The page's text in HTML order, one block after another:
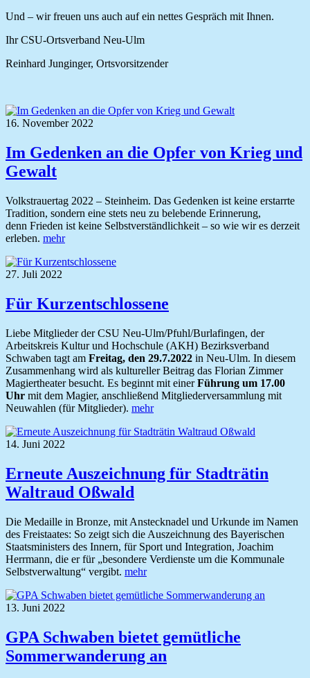
Und – wir freuen uns auch auf ein nettes Gespräch mit Ihnen.
Ihr CSU-Ortsverband Neu-Ulm
Reinhard Junginger, Ortsvorsitzender
16. November 2022
Im Gedenken an die Opfer von Krieg und
Gewalt
Volkstrauertag 2022 – Steinheim. Das Gedenken ist keine erstarrte
Tradition, sondern eine stets neu zu belebende Erinnerung,
denn Frieden ist keine Selbstverständlichkeit – so wie wir es derzeit
erleben. mehr
27. Juli 2022
Für Kurzentschlossene
Liebe Mitglieder der CSU Neu-Ulm/Pfuhl/Burlafingen, der
Arbeitskreis Kultur und Hochschule (AKH) Bezirksverband
Schwaben tagt am Freitag, den 29.7.2022 in Neu-Ulm. In diesem
Zusammenhang wird als kultureller Beitrag das Florian Zimmer
Magiertheater besucht. Es beginnt mit einerFührung um 17.00
Uhr mit dem Magier, anschließend Mitgliederversammlung mit
Neuwahlen (für Mitglieder). mehr
14. Juni 2022
Erneute Auszeichnung für Stadträtin
Waltraud Oßwald
Die Medaille in Bronze, mit Anstecknadel und Urkunde im Namen
des Freistaates: So zeigt sich die Auszeichnung des Bayerischen
Staatsministers des Innern, für Sport und Integration, Joachim
Herrmann, die er für „besondere Verdienste um die Kommunale
Selbstverwaltung“ vergibt. mehr
13. Juni 2022
GPA Schwaben bietet gemütliche
Sommerwanderung an